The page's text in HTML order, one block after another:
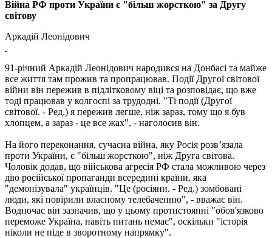
Війна РФ проти України є "більш жорсткою" за Другу
світову
Аркадій Леонідович
91-річний Аркадій Леонідович народився на Донбасі та майже
все життя там прожив та пропрацював. Події Другої світової
війни він пережив в підлітковому віці та розповідає, що вже
тоді працював у колгоспі за трудодні. "Ті події (Другої
світової. - Ред.) я пережив легше, ніж зараз, тому що я був
хлопцем, а зараз - це все жах", - наголосив він.
На його переконання, сучасна війна, яку Росія розв’язала
проти України, є "більш жорсткою", ніж Друга світова.
Чоловік додав, що військова агресія РФ стала можливою через
дію російської пропаганди всередині країни, яка
"демонізувала" українців. "Це (росіяни. - Ред.) зомбовані
люди, які повірили власному телебаченню", - вважає він.
Водночас він зазначив, що у цьому протистоянні "обов'язково
переможе Україна, навіть питань немає", оскільки "історія
ніколи не піде в зворотному напрямку".